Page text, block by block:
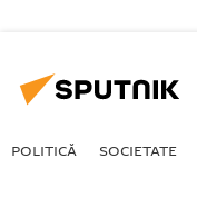
POLITICĂ SOCIETATE